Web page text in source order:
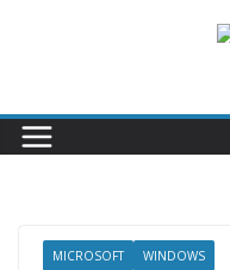
MICROSOFT WINDOWS